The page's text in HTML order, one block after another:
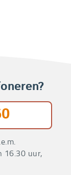
16.30 uur,